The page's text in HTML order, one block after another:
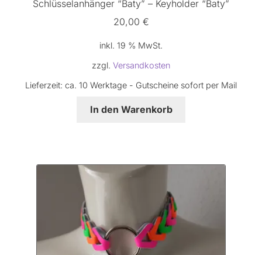
Schlüsselanhänger “Baty” – Keyholder “Baty”
20,00 €
inkl. 19 % MwSt.
zzgl. Versandkosten
Lieferzeit: ca. 10 Werktage - Gutscheine sofort per Mail
In den Warenkorb